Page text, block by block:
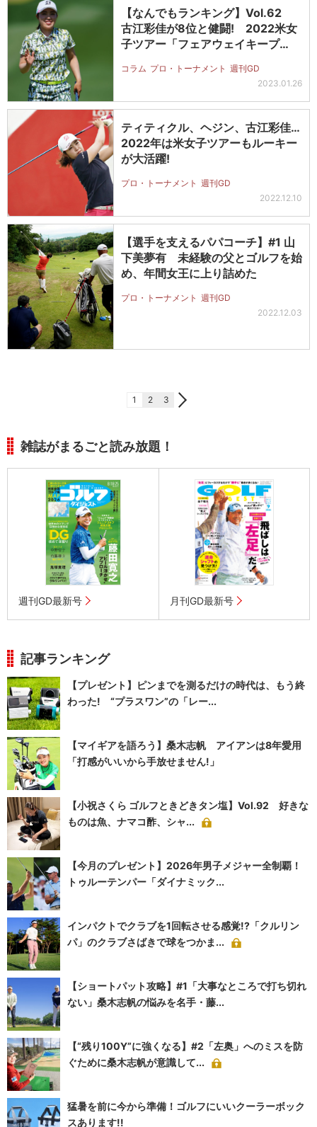
【なんでもランキング】Vol.62
古江彩佳が8位と健闘! 2022米女
子ツアー「フェアウェイキープ…
コラム プロ・トーナメント 週刊GD
2023.01.26
ティティクル、ヘジン、古江彩佳…
2022年は米女子ツアーもルーキー
が大活躍!
プロ・トーナメント 週刊GD
2022.12.10
【選手を支えるパパコーチ】#1 山
下美夢有 未経験の父とゴルフを始
め、年間女王に上り詰めた
プロ・トーナメント 週刊GD
2022.12.03
1 2 3
雑誌がまるごと読み放題！
週刊GD最新号 月刊GD最新号
記事ランキング
【プレゼント】ピンまでを測るだけの時代は、もう終
わった! “プラスワン”の「レー...
【マイギアを語ろう】桑木志帆 アイアンは8年愛用
「打感がいいから手放せません!」
【小祝さくら ゴルフときどきタン塩】Vol.92 好きな
ものは魚、ナマコ酢、シャ...
【今月のプレゼント】2026年男子メジャー全制覇！
トゥルーテンパー「ダイナミック...
インパクトでクラブを1回転させる感覚!?「クルリン
パ」のクラブさばきで球をつかま...
【ショートパット攻略】#1「大事なところで打ち切れ
ない」桑木志帆の悩みを名手・藤...
【“残り100Y”に強くなる】#2「左奥」へのミスを防
ぐために桑木志帆が意識して...
猛暑を前に今から準備！ゴルフにいいクーラーボック
スあります!!